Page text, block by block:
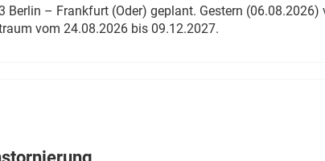
– Frankfurt (Oder) geplant. Gestern
vom 24.08.2026 bis 09.12.2027.